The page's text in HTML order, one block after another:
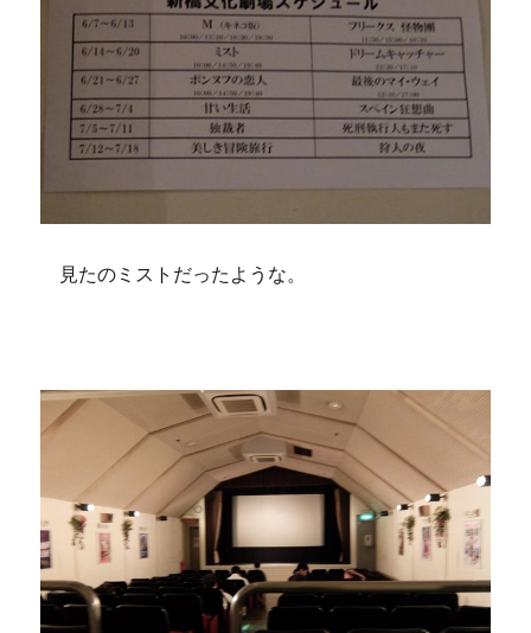
見たのミストだったような。